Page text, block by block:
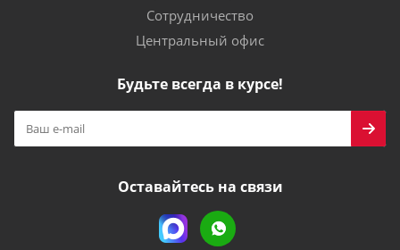
Сотрудничество
Центральный офис
Будьте всегда в курсе!
Оставайтесь на связи